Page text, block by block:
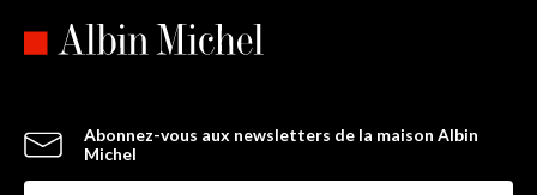
Abonnez-vous aux newsletters de la maison Albin
Michel